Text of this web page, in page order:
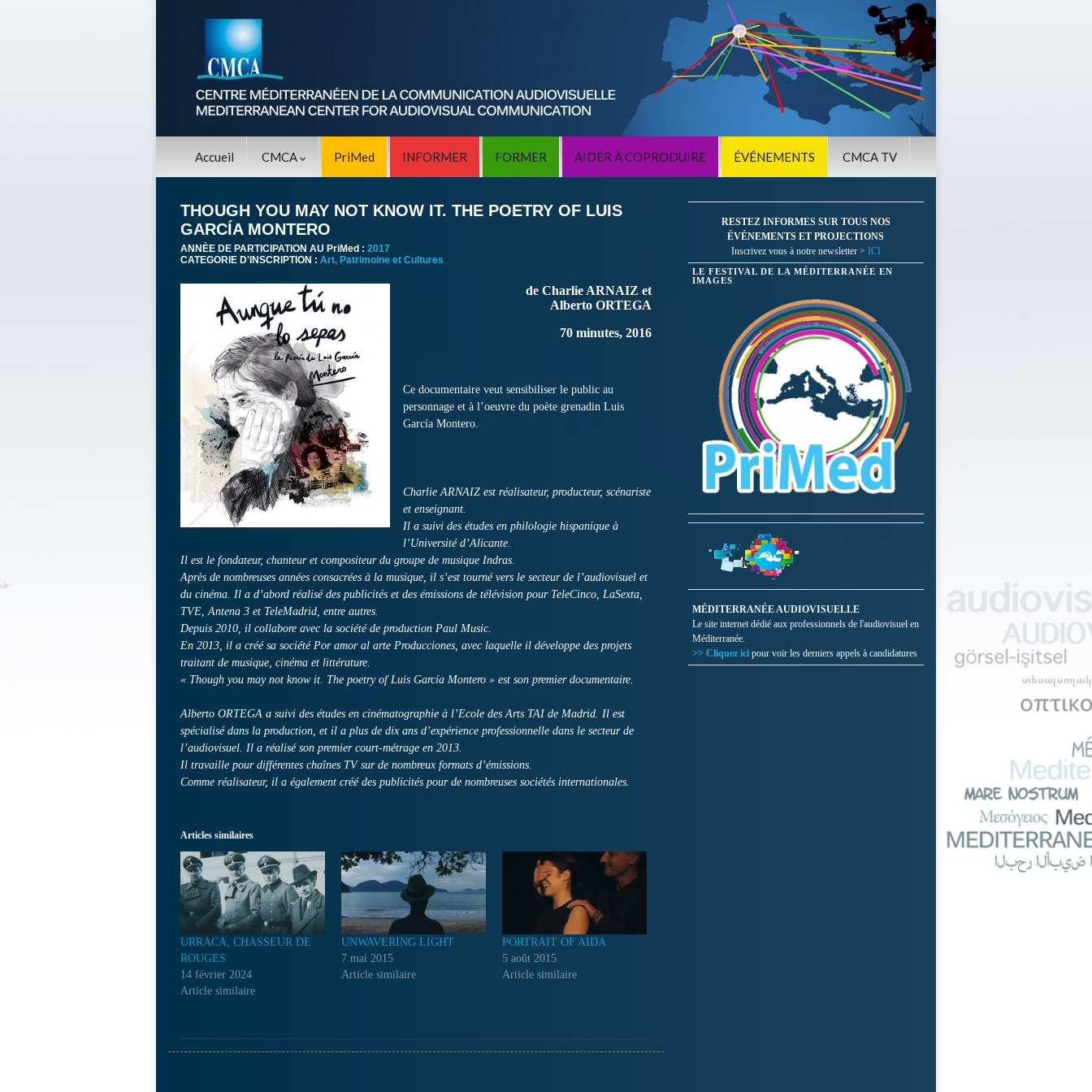
Accueil CMCA PriMed INFORMER FORMER AIDER À COPRODUIRE ÉVÉNEMENTS CMCA TV
THOUGH YOU MAY NOT KNOW IT. THE POETRY OF LUIS
GARCÍA MONTERO
ANNÈE DE PARTICIPATION AU PriMed : 2017
CATEGORIE D'INSCRIPTION : Art, Patrimoine et Cultures
de Charlie ARNAIZ et
Alberto ORTEGA
70 minutes, 2016
Ce documentaire veut sensibiliser le public au
personnage et à l’oeuvre du poète grenadin Luis
García Montero.
Charlie ARNAIZ est réalisateur, producteur, scénariste
et enseignant.
Il a suivi des études en philologie hispanique à
l’Université d’Alicante.
Il est le fondateur, chanteur et compositeur du groupe de musique Indras.
Après de nombreuses années consacrées à la musique, il s’est tourné vers le secteur de l’audiovisuel et
du cinéma. Il a d’abord réalisé des publicités et des émissions de télévision pour TeleCinco, LaSexta,
TVE, Antena 3 et TeleMadrid, entre autres.
Depuis 2010, il collabore avec la société de production Paul Music.
En 2013, il a créé sa société Por amor al arte Producciones, avec laquelle il développe des projets
traitant de musique, cinéma et littérature.
« Though you may not know it. The poetry of Luis García Montero » est son premier documentaire.
Alberto ORTEGA a suivi des études en cinématographie à l’Ecole des Arts TAI de Madrid. Il est
spécialisé dans la production, et il a plus de dix ans d’expérience professionnelle dans le secteur de
l’audiovisuel. Il a réalisé son premier court-métrage en 2013.
Il travaille pour différentes chaînes TV sur de nombreux formats d’émissions.
Comme réalisateur, il a également créé des publicités pour de nombreuses sociétés internationales.
Articles similaires
URRACA, CHASSEUR DE
ROUGES
14 février 2024
Article similaire
UNWAVERING LIGHT
7 mai 2015
Article similaire
PORTRAIT OF AIDA
5 août 2015
Article similaire
RESTEZ INFORMES SUR TOUS NOS
ÉVÉNEMENTS ET PROJECTIONS
Inscrivez vous à notre newsletter > ICI
LE FESTIVAL DE LA MÉDITERRANÉE EN
IMAGES
MÉDITERRANÉE AUDIOVISUELLE
Le site internet dédié aux professionnels de l'audiovisuel en
Méditerranée.
>> Cliquez ici pour voir les derniers appels à candidatures